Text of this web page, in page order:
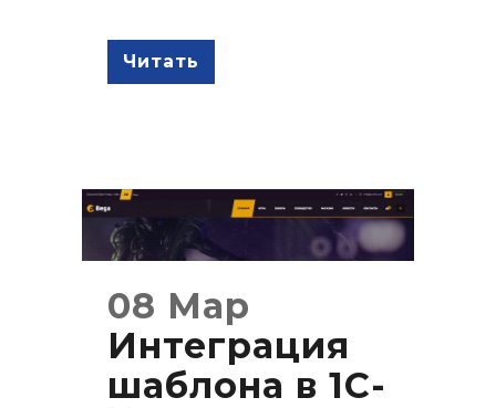
Читать
08 Мар
Интеграция
шаблона в 1С-